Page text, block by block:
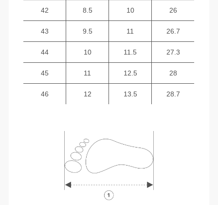
42 8.5 10 26
43 9.5 11 26.7
44 10 11.5 27.3
45 11 12.5 28
46 12 13.5 28.7